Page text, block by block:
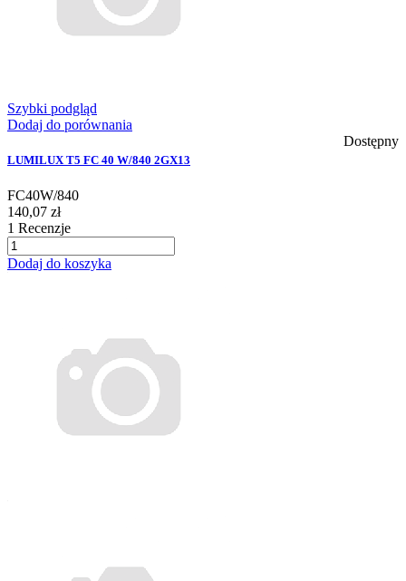
Szybki podgląd
Dodaj do porównania
Dostępny
LUMILUX T5 FC 40 W/840 2GX13
FC40W/840
140,07 zł
1 Recenzje
Dodaj do koszyka